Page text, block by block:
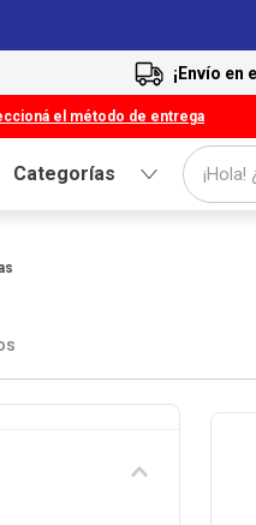
¡Envío en
el método de entrega
Categorías
¡Hola!
6.